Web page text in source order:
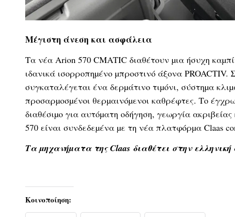
Μέγιστη άνεση και ασφάλεια
Τα νέα Arion 570 CMATIC διαθέτουν µια ήσυχη
ιδανικά ισορροπηµένο µπροστινό άξονα PROACTIV.
συγκαταλέγεται ένα δερµάτινο τιµόνι, σύστηµα
προσαρµοσµένοι θερµαινόµενοι καθρέφτες. Το
διαθέσιµο για αυτόµατη οδήγηση, γεωργία
570 είναι συνδεδεµένα µε τη νέα πλατφόρµα Claas
Τα µηχανήµατα της Claas διαθέτει στην
Κοινοποίηση: